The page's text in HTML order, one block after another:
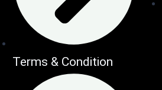
Terms & Condition